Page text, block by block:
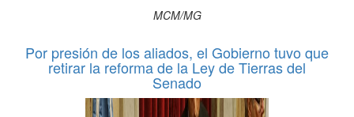
MCM/MG
Por presión de los aliados, el Gobierno tuvo que
retirar la reforma de la Ley de Tierras del
Senado